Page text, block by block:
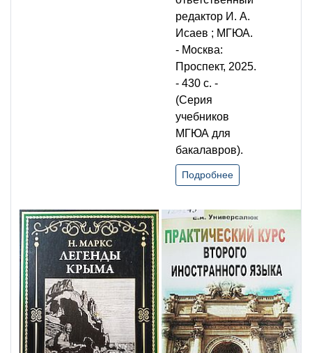
редактор И. А.
Исаев ; МГЮА.
- Москва:
Проспект, 2025.
- 430 с. -
(Серия
учебников
МГЮА для
бакалавров).
Подробнее
Н. Маркс
Легенды
Крыма /
Никандр
Маркс. -
Санкт-
Петербург:
СЗКЭО,